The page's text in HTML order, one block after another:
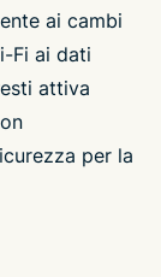
ai cambi
Fi ai dati
attiva
per la